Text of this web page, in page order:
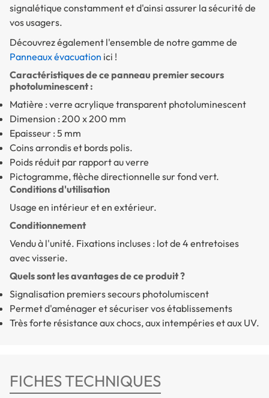
signalétique constamment et d'ainsi assurer la sécurité de
vos usagers.
Découvrez également l'ensemble de notre gamme de
Panneaux évacuation ici !
Caractéristiques de ce panneau premier secours
photoluminescent :
Matière : verre acrylique transparent photoluminescent
Dimension : 200 x 200 mm
Epaisseur : 5 mm
Coins arrondis et bords polis.
Poids réduit par rapport au verre
Pictogramme, flèche directionnelle sur fond vert.
Conditions d'utilisation
Usage en intérieur et en extérieur.
Conditionnement
Vendu à l'unité. Fixations incluses : lot de 4 entretoises
avec visserie.
Quels sont les avantages de ce produit ?
Signalisation premiers secours photolumiscent
Permet d'aménager et sécuriser vos établissements
Très forte résistance aux chocs, aux intempéries et aux UV.
FICHES TECHNIQUES